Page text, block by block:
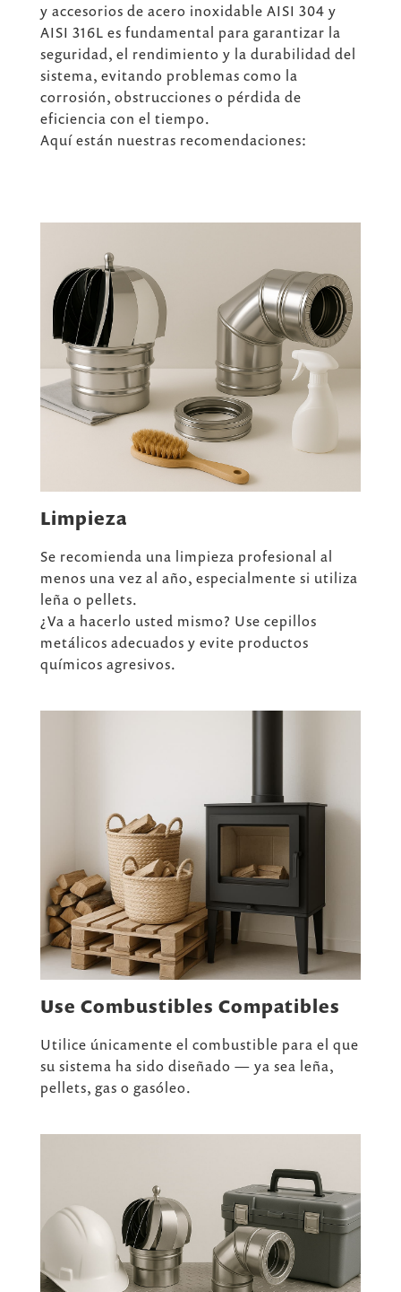
y accesorios de acero inoxidable AISI 304 y
AISI 316L es fundamental para garantizar la
seguridad, el rendimiento y la durabilidad del
sistema, evitando problemas como la
corrosión, obstrucciones o pérdida de
eficiencia con el tiempo.
Aquí están nuestras recomendaciones:
Limpieza
Se recomienda una limpieza profesional al
menos una vez al año, especialmente si utiliza
leña o pellets.
¿Va a hacerlo usted mismo? Use cepillos
metálicos adecuados y evite productos
químicos agresivos.
Use Combustibles Compatibles
Utilice únicamente el combustible para el que
su sistema ha sido diseñado — ya sea leña,
pellets, gas o gasóleo.